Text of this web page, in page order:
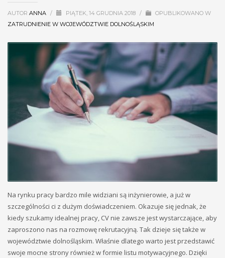
AUTOR ANNA / PIĄTEK, 14 GRUDNIA 2018 /
OPUBLIKOWANO W
ZATRUDNIENIE W WOJEWÓDZTWIE DOLNOŚLĄSKIM
Na rynku pracy bardzo mile widziani są inżynierowie, a już w
szczególności ci z dużym doświadczeniem. Okazuje się jednak, że
kiedy szukamy idealnej pracy, CV nie zawsze jest wystarczające, aby
zaproszono nas na rozmowę rekrutacyjną. Tak dzieje się także w
województwie dolnośląskim. Właśnie dlatego warto jest przedstawić
swoje mocne strony również w formie listu motywacyjnego. Dzięki